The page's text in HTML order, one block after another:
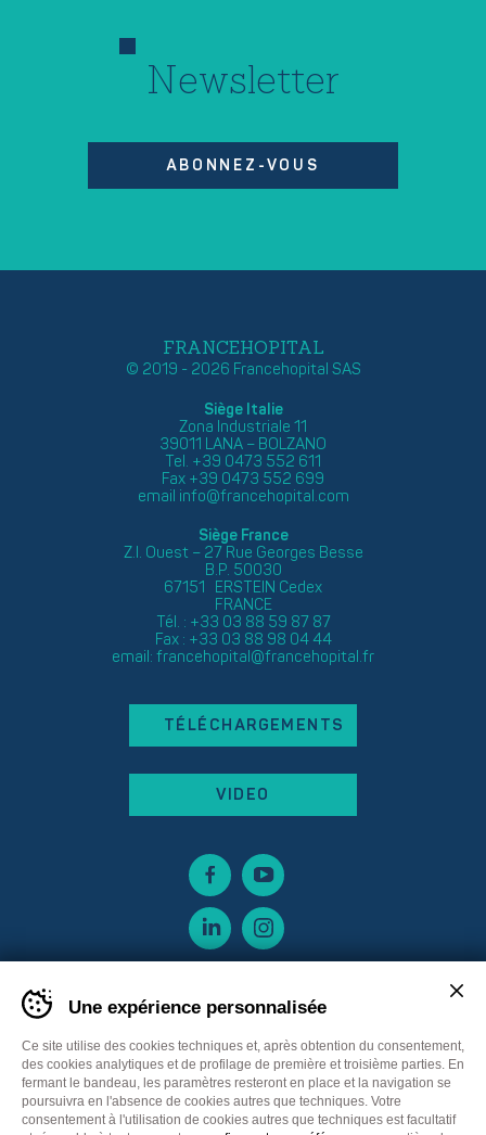
Newsletter
ABONNEZ-VOUS
FRANCEHOPITAL
© 2019 - 2026 Francehopital SAS
Siège Italie
Zona Industriale 11
39011 LANA – BOLZANO
Tel. +39 0473 552 611
Fax +39 0473 552 699
email info@francehopital.com
Siège France
Z.I. Ouest – 27 Rue Georges Besse
B.P. 50030
67151 ERSTEIN Cedex
FRANCE
Tél. : +33 03 88 59 87 87
Fax : +33 03 88 98 04 44
email: francehopital@francehopital.fr
TÉLÉCHARGEMENTS
VIDEO
Une expérience personnalisée
Ce site utilise des cookies techniques et, après obtention du consentement,
des cookies analytiques et de profilage de première et troisième parties. En
fermant le bandeau, les paramètres resteront en place et la navigation se
poursuivra en l'absence de cookies autres que techniques. Votre
consentement à l'utilisation de cookies autres que techniques est facultatif